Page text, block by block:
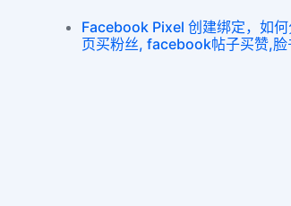
Facebook Pixel 创建绑定，如
页买粉丝, facebook帖子买赞,